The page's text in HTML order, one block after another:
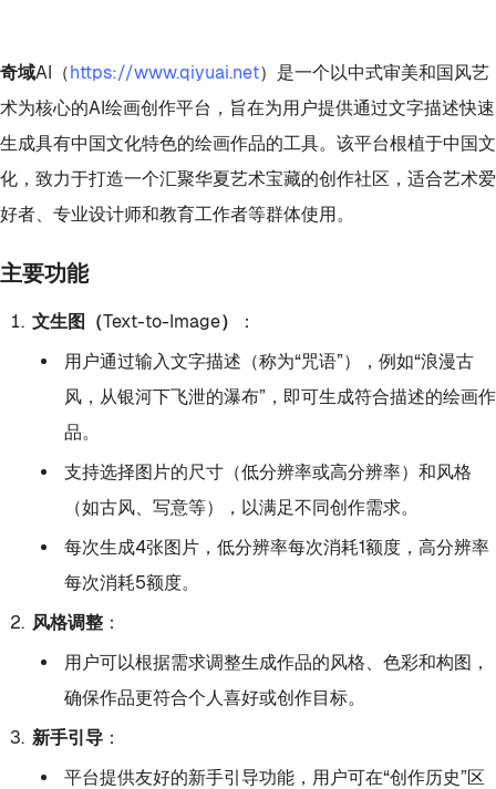
奇域AI （https://www.qiyuai.net）是一个以中式审美和国风艺
术为核心的AI绘画创作平台，旨在为用户提供通过文字描述快速
生成具有中国文化特色的绘画作品的工具。该平台根植于中国文
化，致力于打造一个汇聚华夏艺术宝藏的创作社区，适合艺术爱
好者、专业设计师和教育工作者等群体使用。
主要功能
文生图（Text-to-Image）
：
用户通过输入文字描述（称为“咒语”），例如“浪漫古
风，从银河下飞泄的瀑布”，即可生成符合描述的绘画作
品。
支持选择图片的尺寸（低分辨率或高分辨率）和风格
（如古风、写意等），以满足不同创作需求。
每次生成4张图片，低分辨率每次消耗1额度，高分辨率
每次消耗5额度。
风格调整：
用户可以根据需求调整生成作品的风格、色彩和构图，
确保作品更符合个人喜好或创作目标。
新手引导：
平台提供友好的新手引导功能，用户可在“创作历史”区